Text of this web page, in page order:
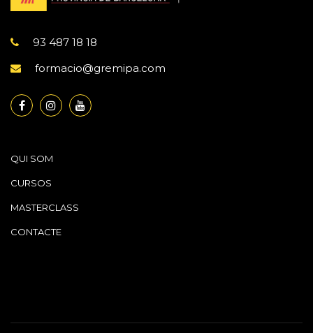
93 487 18 18
formacio@gremipa.com
QUI SOM
CURSOS
MASTERCLASS
CONTACTE